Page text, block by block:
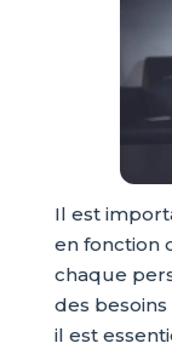
Il est
en fonction
chaque
des
il est